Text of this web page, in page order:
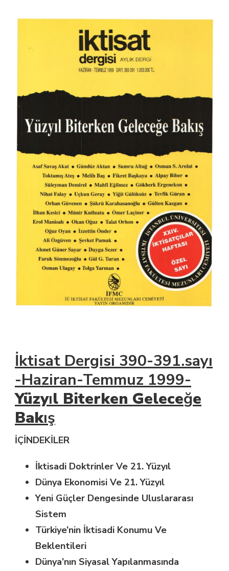
İktisat Dergisi 390-391.sayı
-Haziran-Temmuz 1999-
Yüzyıl Biterken Geleceğe
Bakış
İÇİNDEKİLER
İktisadi Doktrinler Ve 21. Yüzyıl
Dünya Ekonomisi Ve 21. Yüzyıl
Yeni Güçler Dengesinde Uluslararası
Sistem
Türkiye’nin İktisadi Konumu Ve
Beklentileri
Dünya’nın Siyasal Yapılanmasında